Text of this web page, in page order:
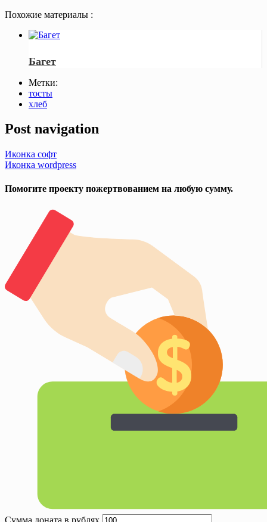
Похожие материалы :
Багет
Метки:
тосты
хлеб
Post navigation
Иконка софт
Иконка wordpress
Помогите проекту пожертвованием на любую сумму.
Сумма доната в рублях